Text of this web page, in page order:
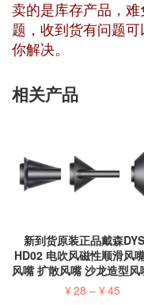
卖的是库存产品，
题，收到货有问题
你解决。
相关产品
新到货原装正品戴森
HD02 电吹风磁性顺滑风
风嘴 扩散风嘴 沙龙造型风
版 ...
¥28 –¥45